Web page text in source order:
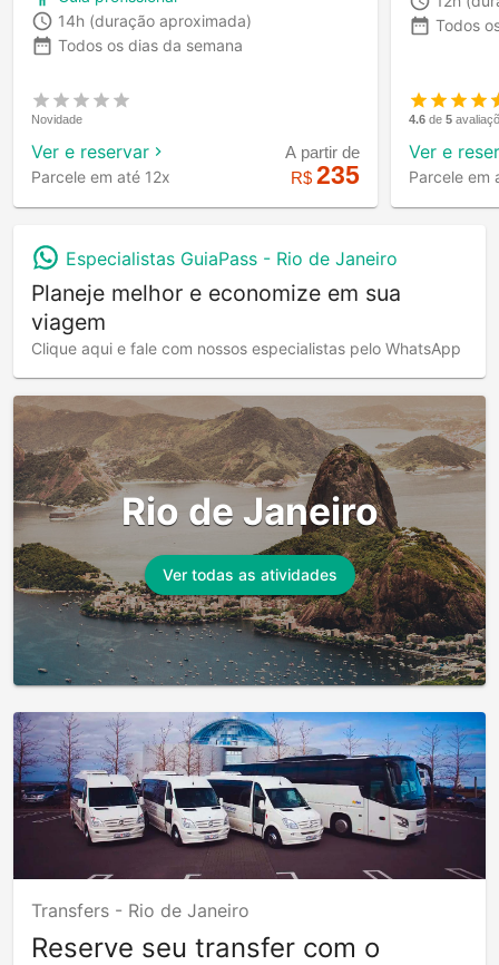
14h (duração aproximada)
Todos os dias da semana
Novidade
Ver e reservar
Parcele em até 12x
A partir de
R$235
Todos
4.6 de 5
Ver e
Parcele em
Especialistas GuiaPass - Rio de Janeiro
Planeje melhor e economize em sua
viagem
Clique aqui e fale com nossos especialistas pelo WhatsApp
Rio de Janeiro
Ver todas as atividades
Transfers - Rio de Janeiro
Reserve seu transfer com o